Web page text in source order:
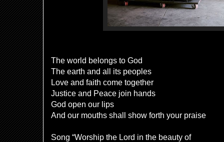
The world belongs to God
The earth and all its peoples
Love and faith come together
Justice and Peace join hands
God open our lips
And our mouths shall show forth your praise
Song “Worship the Lord in the beauty of